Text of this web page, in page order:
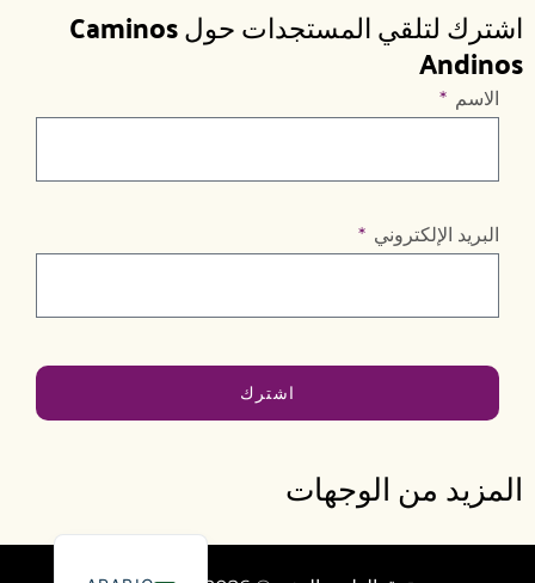
اشترك لتلقي المستجدات حول Caminos
Andinos
الاسم
البريد الإلكتروني
اشترك
المزيد من الوجهات